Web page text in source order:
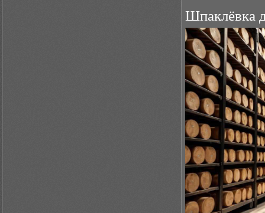
Шпаклёвка